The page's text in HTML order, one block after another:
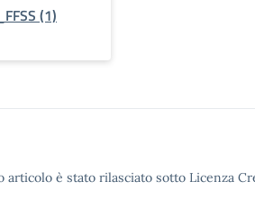
(1)
articolo è stato rilasciato sotto Licenza